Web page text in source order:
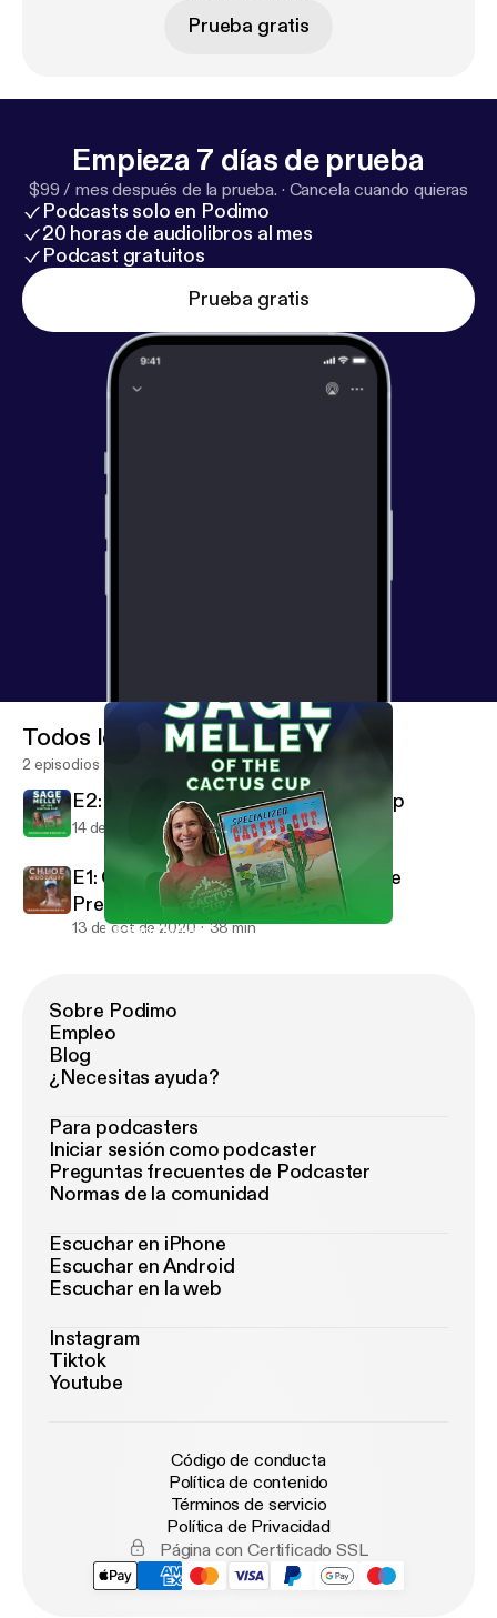
Prueba gratis
Empieza 7 días de prueba
$99 / mes después de la prueba. · Cancela cuando quieras
Podcasts solo en Podimo
20 horas de audiolibros al mes
Podcast gratuitos
Prueba gratis
E2: Sage Melley - Of The Cactus Cup
Todos los episodios
2 episodios
E2: Sage Melley - Of The Cactus Cup
14 de oct de 2020 29 min
E1: Chloe Woodruff - Olympian & The
Prescott Circle Trail Challenge
13 de oct de 2020 38 min
Sobre Podimo
Empleo
Blog
¿Necesitas ayuda?
Para podcasters
Iniciar sesión como podcaster
Preguntas frecuentes de Podcaster
Normas de la comunidad
Escuchar en iPhone
Escuchar en Android
Escuchar en la web
Instagram
Tiktok
Youtube
Código de conducta
Política de contenido
Términos de servicio
Política de Privacidad
Página con Certificado SSL